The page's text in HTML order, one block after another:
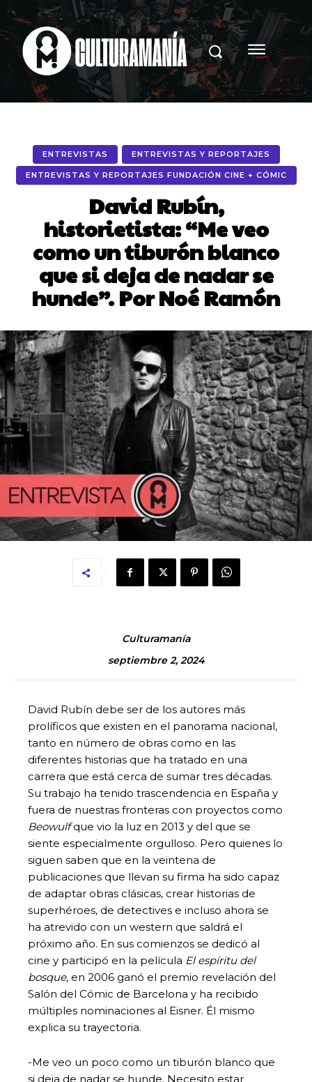
ENTREVISTAS ENTREVISTAS Y REPORTAJES
ENTREVISTAS Y REPORTAJES FUNDACIÓN CINE + CÓMIC
David Rubín,
historietista: “Me veo
como un tiburón blanco
que si deja de nadar se
hunde”. Por Noé Ramón
Culturamanía
septiembre 2, 2024
David Rubín debe ser de los autores más
prolíficos que existen en el panorama nacional,
tanto en número de obras como en las
diferentes historias que ha tratado en una
carrera que está cerca de sumar tres décadas.
Su trabajo ha tenido trascendencia en España y
fuera de nuestras fronteras con proyectos como
Beowulfque vio la luz en 2013 y del que se
siente especialmente orgulloso. Pero quienes lo
siguen saben que en la veintena de
publicaciones que llevan su firma ha sido capaz
de adaptar obras clásicas, crear historias de
superhéroes, de detectives e incluso ahora se
ha atrevido con un western que saldrá el
próximo año. En sus comienzos se dedicó al
cine y participó en la película El espíritu del
bosque, en 2006 ganó el premio revelación del
Salón del Cómic de Barcelona y ha recibido
múltiples nominaciones al Eisner. Él mismo
explica su trayectoria.
-Me veo un poco como un tiburón blanco que
si deja de nadar se hunde. Necesito estar